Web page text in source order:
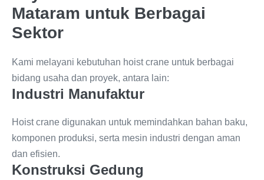
Mataram untuk Berbagai
Sektor
Kami melayani kebutuhan hoist crane untuk berbagai
bidang usaha dan proyek, antara lain:
Industri Manufaktur
Hoist crane digunakan untuk memindahkan bahan baku,
komponen produksi, serta mesin industri dengan aman
dan efisien.
Konstruksi Gedung